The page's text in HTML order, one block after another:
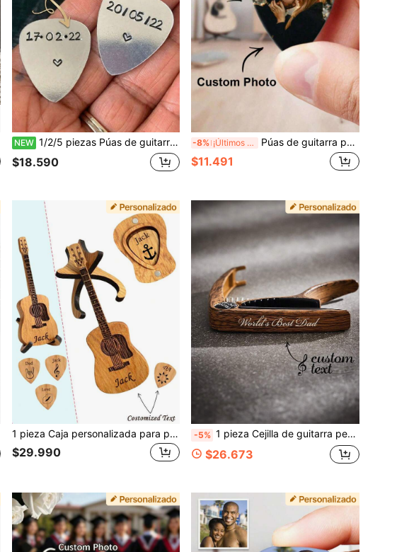
NEW 1/2/5 piezas Púas de guitarra personalizadas, "Siempre te elijo", Púas de guitarra personalizadas, Púas de guitarra de acero inoxidable, Púas de guitarra personalizadas, Nombre, texto y logotipo personalizados, Púas de guitarra personalizadas exclusivas para guitarristas, Día de San Valentín
$18.590
-8% ¡Últimos 3 días Púas de guitarra personalizadas con foto, púas de guitarra personalizadas con texto, accesorios personalizados para guitarra bajo, púas de guitarra, regalos para músicos, regalos de púas de guitarra, regalos del Día del Padre, regalos del Día de San Valentín, regalos de Navidad, accesorios de regalo personalizados, púas de guitarra, decorativas, regalos para hombres
$11.491
1 pieza Caja personalizada para púas de guitarra, estuche de guitarra de madera con 3 púas de guitarra, adecuado para guitarra, bajo, ukelele y otros instrumentos, juego de accesorios de madera natural, soporte para ukelele, soporte para guitarra, púa
$29.990
-5% 1 pieza Cejilla de guitarra personalizada con textura de madera, Afinador de guitarra personalizado, Apto para guitarra eléctrica/acústica/ukelele y otros instrumentos, Gran regalo de cumpleaños para amigos guitarristas, maestros de música, Día de la Madre, Día del Padre, San Valentín, Inauguración de la casa, Cumpleaños, Aniversario de boda, Regalo para el mejor amigo
$26.673